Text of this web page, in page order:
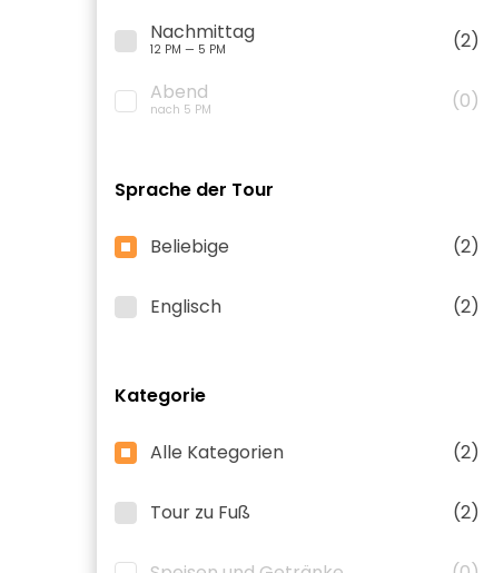
Nachmittag
12 PM — 5 PM
(2)
Abend
nach 5 PM (0)
Sprache der Tour
Beliebige (2)
Englisch (2)
Kategorie
Alle Kategorien (2)
Tour zu Fuß (2)